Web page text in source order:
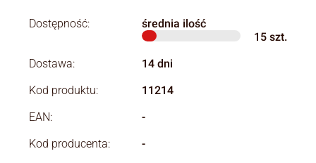
Dostępność:
średnia ilość
15 szt.
Dostawa:
14 dni
Kod produktu:
11214
EAN:
-
Kod producenta:
-